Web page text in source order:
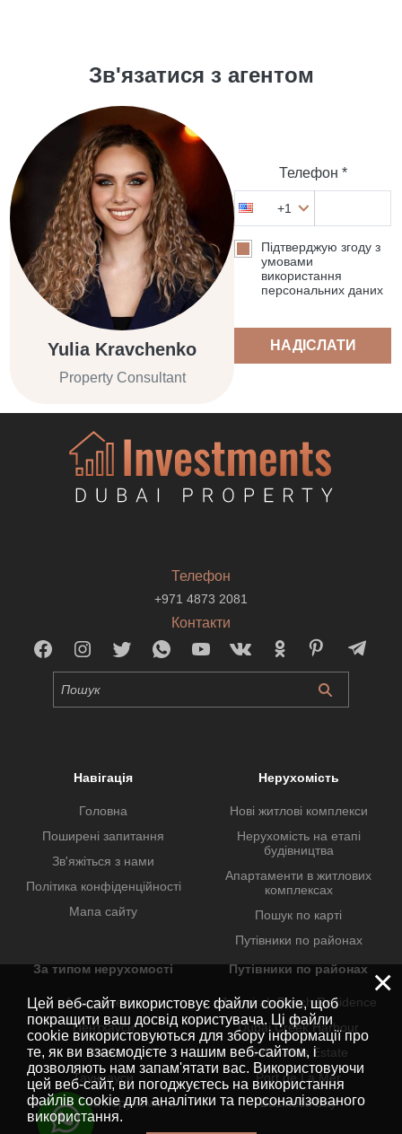
Зв'язатися з агентом
Yulia Kravchenko
Property Consultant
Телефон *
+1
Підтверджую згоду з
умовами
використання
персональних даних
НАДІСЛАТИ
Телефон
+971 4873 2081
Контакти
Навігація
Головна
Поширені запитання
Зв'яжіться з нами
Політика конфіденційності
Мапа сайту
Нерухомість
Нові житлові комплекси
Нерухомість на етапі
будівництва
Апартаменти в житлових
комплексах
Пошук по карті
Путівники по районах
За типом нерухомості
Апартаменти
Пентхауси
Вілли
Таунхауси
Комерційна нерухомість
Путівники по районах
Jumeirah Beach Residence
Dubai Creek Harbour
Dubai Hills Estate
Port de La Mer
Business Bay
×
Цей веб-сайт використовує файли cookie, щоб
покращити ваш досвід користувача. Ці файли
cookie використовуються для збору інформації про
те, як ви взаємодієте з нашим веб-сайтом, і
дозволяють нам запам'ятати вас. Використовуючи
цей веб-сайт, ви погоджуєтесь на використання
файлів cookie для аналітики та персоналізованого
використання.